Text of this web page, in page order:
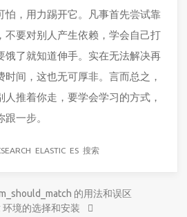
怕，用力踢开它。凡事首先尝试靠
不要对别人产生依赖，学会自己打
饿了就知道伸手。实在无法解决再
间，这也无可厚非。言而总之，
推着你走，要学会学习的方式，
一步。
ELASTIC ES 搜索
的用法和误区
环境的选择和安装